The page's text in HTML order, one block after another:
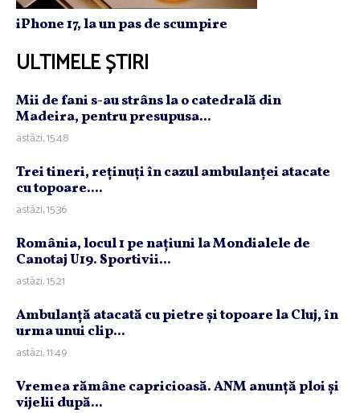
iPhone 17, la un pas de scumpire
ULTIMELE ȘTIRI
Mii de fani s-au strâns la o catedrală din
Madeira, pentru presupusa...
astăzi, 15:48
Trei tineri, reţinuţi în cazul ambulanţei atacate
cu topoare....
astăzi, 15:36
România, locul 1 pe naţiuni la Mondialele de
Canotaj U19. Sportivii...
astăzi, 15:21
Ambulanţă atacată cu pietre şi topoare la Cluj, în
urma unui clip...
astăzi, 11:49
Vremea rămâne capricioasă. ANM anunţă ploi şi
vijelii după...